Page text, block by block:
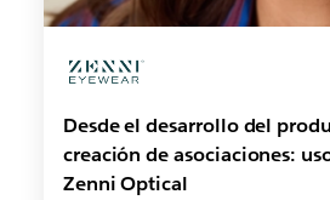
Desde el desarrollo del
creación de asociaciones:
Zenni Optical